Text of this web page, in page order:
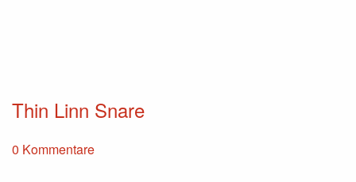
Thin Linn Snare
0 Kommentare